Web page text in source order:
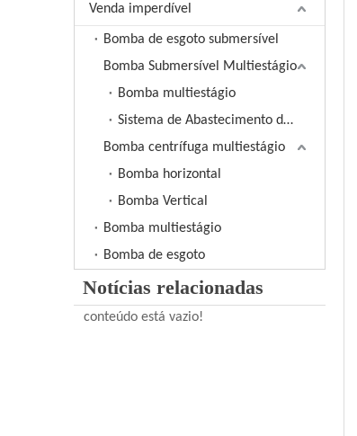
Venda imperdível
Bomba de esgoto submersível
Bomba Submersível Multiestágio
Bomba multiestágio
Sistema de Abastecimento de Água de Frequência Variável
Bomba centrífuga multiestágio
Bomba horizontal
Bomba Vertical
Bomba multiestágio
Bomba de esgoto
Notícias relacionadas
conteúdo está vazio!